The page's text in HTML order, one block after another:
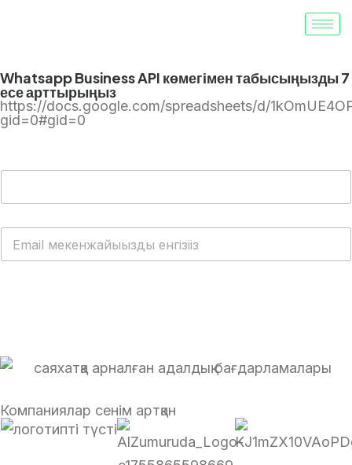
Whatsapp Business API көмегімен табысыңызды 7
есе арттырыңыз
https://docs.google.com/spreadsheets/d/
gid=0#gid=0
Компаниялар сенім артқан